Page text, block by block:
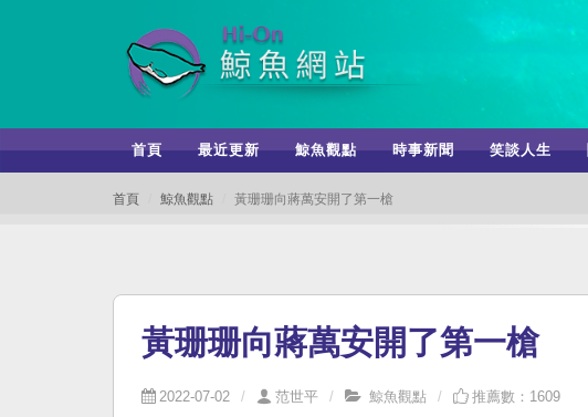
首頁 最近更新 鯨魚觀點 時事新聞 笑談人生
首頁 鯨魚觀點 黃珊珊向蔣萬安開了第一槍
黃珊珊向蔣萬安開了第一槍
2022-07-02 范世平 鯨魚觀點 推薦數：1609